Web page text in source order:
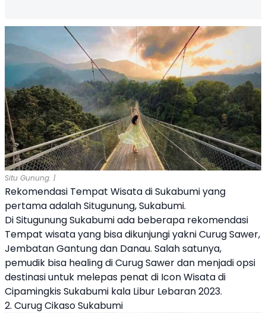
Situ Gunung. |
Rekomendasi Tempat Wisata di Sukabumi yang
pertama adalah Situgunung, Sukabumi.
Di Situgunung Sukabumi ada beberapa rekomendasi
Tempat wisata yang bisa dikunjungi yakni Curug Sawer,
Jembatan Gantung dan Danau. Salah satunya,
pemudik bisa healing di Curug Sawer dan menjadi opsi
destinasi untuk melepas penat di Icon Wisata di
Cipamingkis Sukabumi kala Libur Lebaran 2023.
2. Curug Cikaso Sukabumi